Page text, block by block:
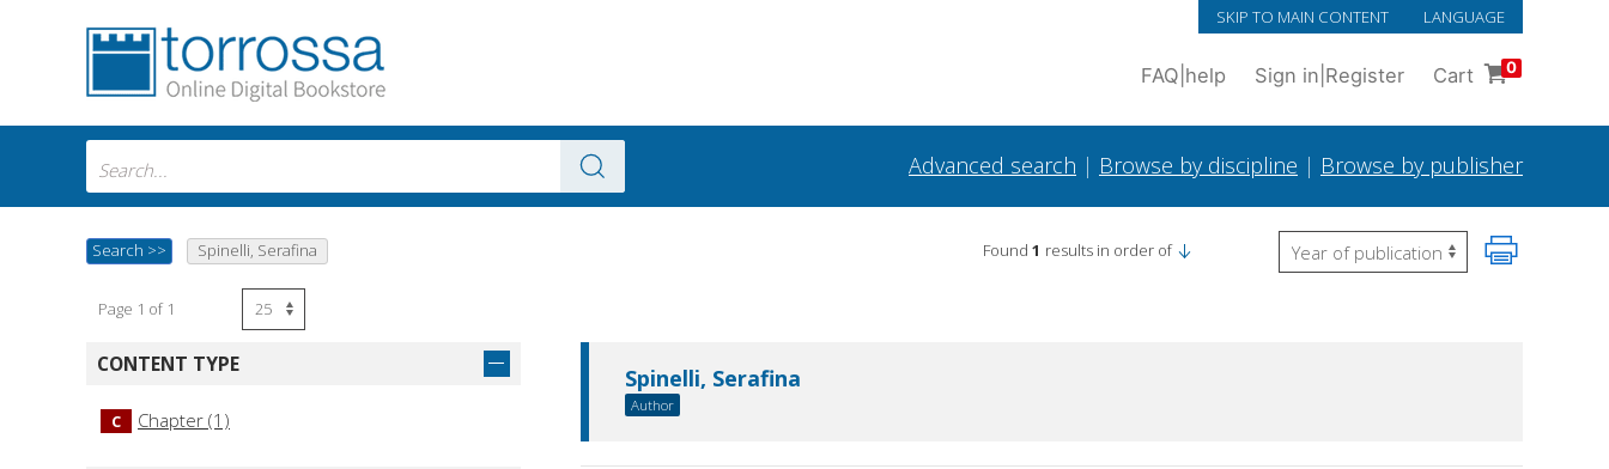
SKIP TO MAIN CONTENT LANGUAGE
FAQ help Sign in Register Cart 0
Advanced search | Browse by discipline | Browse by publisher
Search >> Spinelli, Serafina Found 1 results in order of
Page 1 of 1
CONTENT TYPE
C Chapter (1)
Spinelli, Serafina
Author